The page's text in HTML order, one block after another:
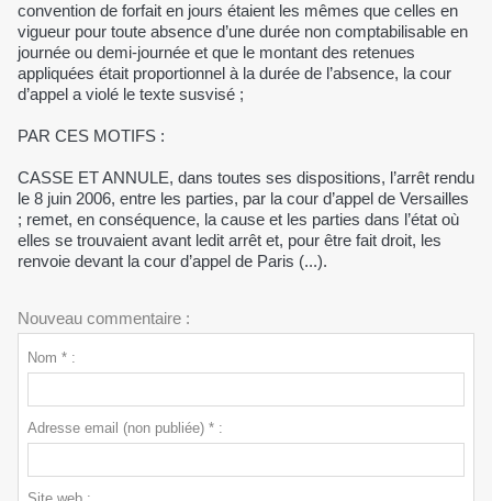
convention de forfait en jours étaient les mêmes que celles en
vigueur pour toute absence d’une durée non comptabilisable en
journée ou demi-journée et que le montant des retenues
appliquées était proportionnel à la durée de l’absence, la cour
d’appel a violé le texte susvisé ;
PAR CES MOTIFS :
CASSE ET ANNULE, dans toutes ses dispositions, l’arrêt rendu
le 8 juin 2006, entre les parties, par la cour d’appel de Versailles
; remet, en conséquence, la cause et les parties dans l’état où
elles se trouvaient avant ledit arrêt et, pour être fait droit, les
renvoie devant la cour d’appel de Paris (...).
Nouveau commentaire :
Nom * :
Adresse email (non publiée) * :